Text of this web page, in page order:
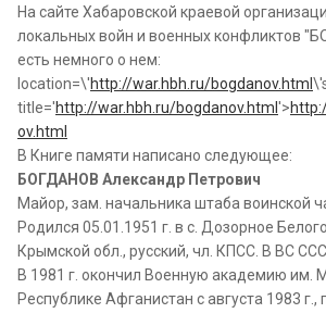
На сайте Хабаровской краевой
локальных войн и военных конфликтов
есть немного о нем:
location=\'http://war.hbh.ru/bogdanov.html
title='http://war.hbh.ru/bogdanov.html '>
ov.html
В Книге памяти написано следующее:
БОГДАНОВ Александр Петрович
Майор, зам. начальника штаба воинской
Родился 05.01.1951 г. в с. Дозорное
Крымской обл., русский, чл. КПСС. В ВС
В 1981 г. окончил Военную академию им.
Республике Афганистан с августа 1983 г.,